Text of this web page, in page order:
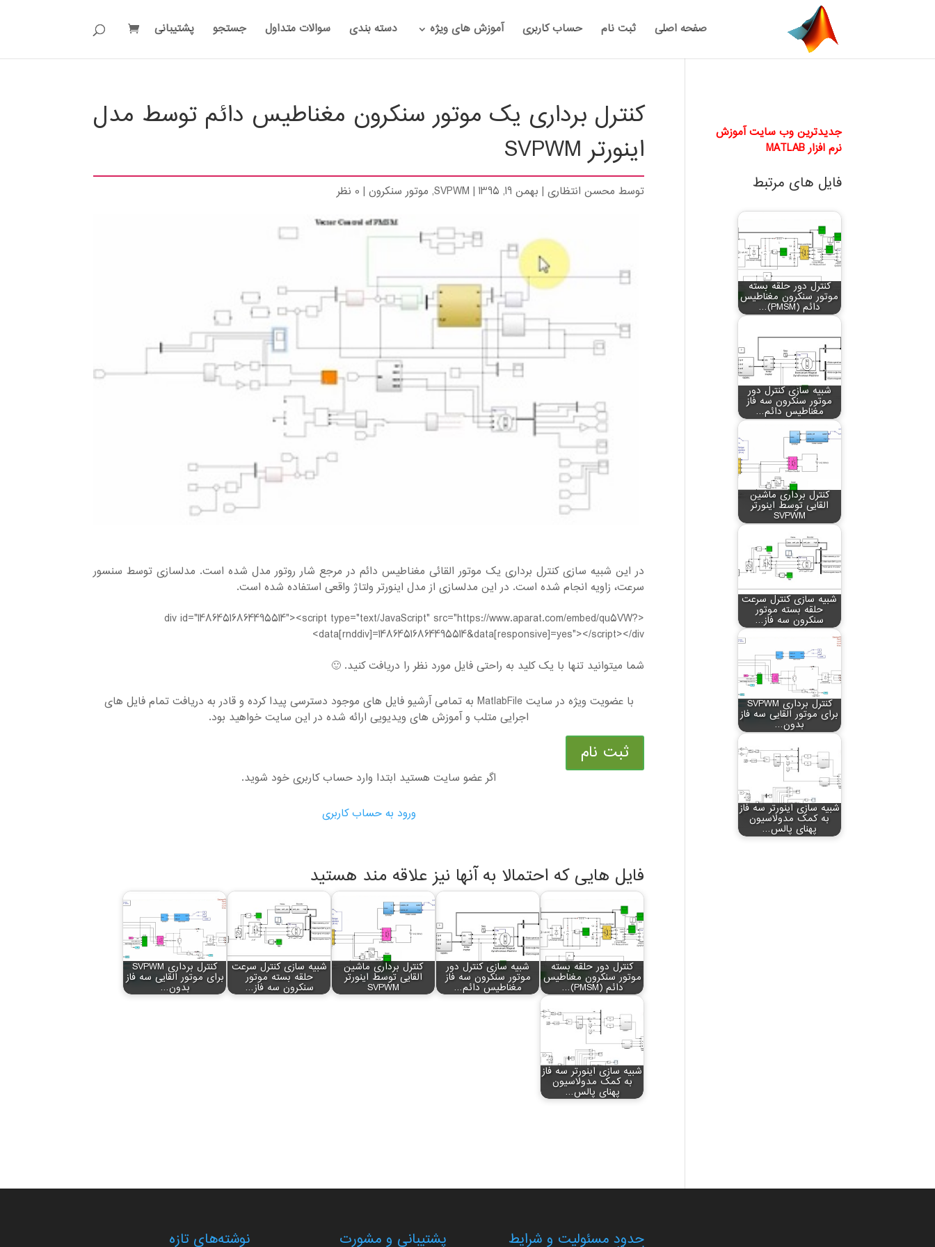
صفحه اصلی ثبت نام حساب کاربری آموزش های ویژه دسته بندی سوالات متداول جستجو پشتیبانی
کنترل برداری یک موتور سنکرون مغناطیس دائم توسط مدل
اینورتر SVPWM
توسط محسن انتظاری| بهمن 19, 1395 |
SVPWM
, موتور سنکرون| 0 نظر
در این شبیه سازی کنترل برداری یک موتور القائی مغناطیس دائم در مرجع شار روتور مدل شده است. مدلسازی توسط سنسور
سرعت، زاویه انجام شده است. در این مدلسازی از مدل اینورتر ولتاژ واقعی استفاده شده است.
<div id="14864516864495514"><script type="text/JavaScript" src="https://www.aparat.com/embed/qu5VW?
data[rnddiv]=14864516864495514&data[responsive]=yes"></script></div>
شما میتوانید تنها با یک کلید به راحتی فایل مورد نظر را دریافت کنید. 🙂
با عضویت ویژه در سایت MatlabFile به تمامی آرشیو فایل های موجود دسترسی پیدا کرده و قادر به دریافت تمام فایل های
اجرایی متلب و آموزش های ویدیویی ارائه شده در این سایت خواهید بود.
ثبت نام
اگر عضو سایت هستید ابتدا وارد حساب کاربری خود شوید.
ورود به حساب کاربری
فایل هایی که احتمالا به آنها نیز علاقه مند هستید
کنترل دور حلقه بسته
موتور سنکرون مغناطیس
دائم (PMSM)…
شبیه سازی کنترل دور
موتور سنکرون سه فاز
مغناطیس دائم…
کنترل برداری ماشین
القایی توسط اینورتر
SVPWM
شبیه سازی کنترل سرعت
حلقه بسته موتور
سنکرون سه فاز…
کنترل برداری SVPWM
برای موتور القایی سه فاز
بدون…
شبیه سازی اینورتر سه فاز
به کمک مدولاسیون
پهنای پالس…
جدیدترین وب سایت آموزش
نرم افزار MATLAB
فایل های مرتبط
کنترل دور حلقه بسته
موتور سنکرون مغناطیس
دائم (PMSM)…
شبیه سازی کنترل دور
موتور سنکرون سه فاز
مغناطیس دائم…
کنترل برداری ماشین
القایی توسط اینورتر
SVPWM
شبیه سازی کنترل سرعت
حلقه بسته موتور
سنکرون سه فاز…
کنترل برداری SVPWM
برای موتور القایی سه فاز
بدون…
شبیه سازی اینورتر سه فاز
به کمک مدولاسیون
پهنای پالس…
نوشته‌های تازه پشتیبانی و مشورت حدود مسئولیت و شرایط